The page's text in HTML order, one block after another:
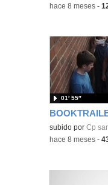
-hace 8 meses -
Contenido
subido porCp
01′ 55″
-hace 8 meses -